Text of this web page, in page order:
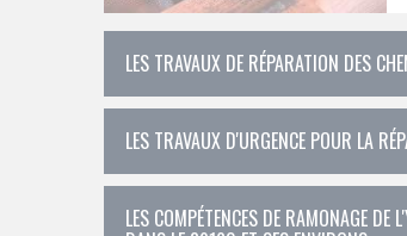
LES TRAVAUX DE RÉPARATION DES
LES TRAVAUX D'URGENCE POUR LA
LES COMPÉTENCES DE RAMONAGE DE